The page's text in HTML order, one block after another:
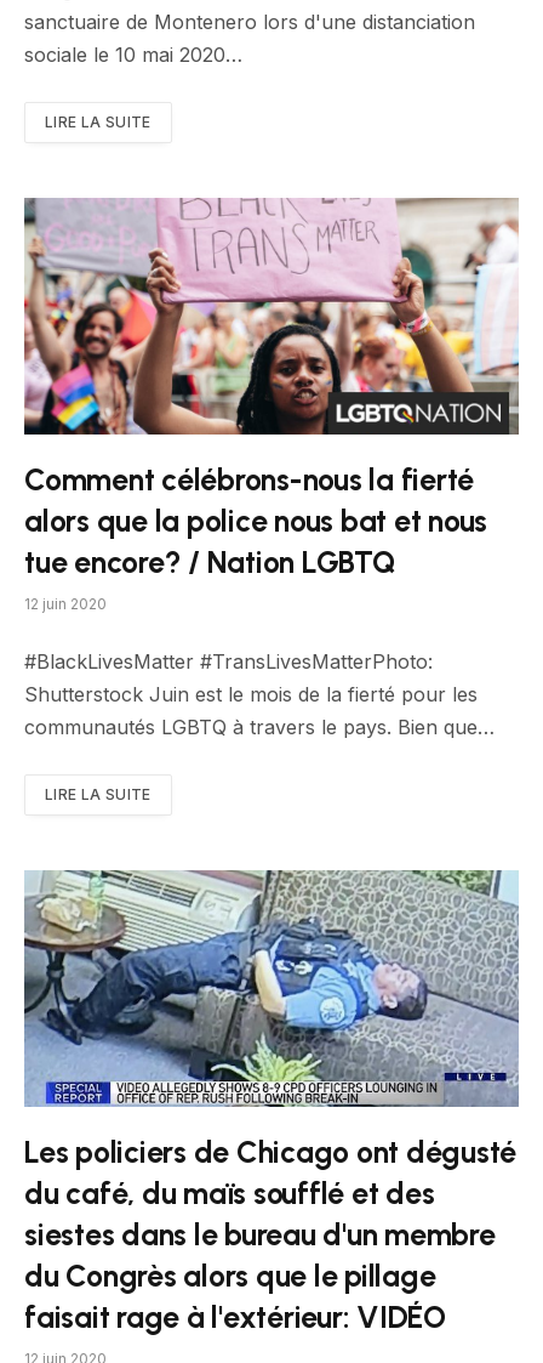
sanctuaire de Montenero lors d'une distanciation
sociale le 10 mai 2020…
LIRE LA SUITE
Comment célébrons-nous la fierté
alors que la police nous bat et nous
tue encore? / Nation LGBTQ
12 juin 2020
#BlackLivesMatter #TransLivesMatterPhoto:
Shutterstock Juin est le mois de la fierté pour les
communautés LGBTQ à travers le pays. Bien que…
LIRE LA SUITE
Les policiers de Chicago ont dégusté
du café, du maïs soufflé et des
siestes dans le bureau d'un membre
du Congrès alors que le pillage
faisait rage à l'extérieur: VIDÉO
12 juin 2020